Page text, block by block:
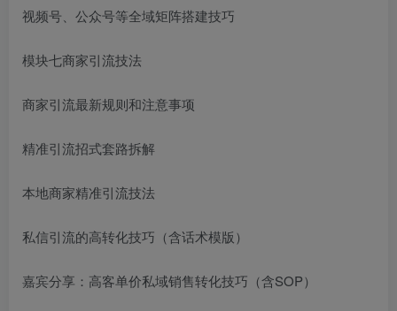
视频号、公众号等全域矩阵搭建技巧
模块七商家引流技法
商家引流最新规则和注意事项
精准引流招式套路拆解
本地商家精准引流技法
私信引流的高转化技巧（含话术模版）
嘉宾分享：高客单价私域销售转化技巧（含SOP）